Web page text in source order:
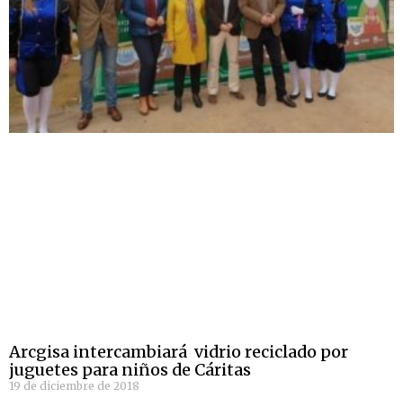
Arcgisa intercambiará vidrio reciclado por
juguetes para niños de Cáritas
19 de diciembre de 2018